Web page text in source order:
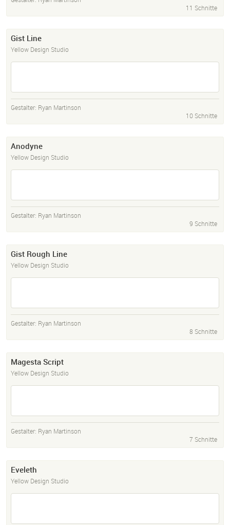
11 Schnitte
Gist Line
Yellow Design Studio
Gestalter: Ryan Martinson
10 Schnitte
Anodyne
Yellow Design Studio
Gestalter: Ryan Martinson
9 Schnitte
Gist Rough Line
Yellow Design Studio
Gestalter: Ryan Martinson
8 Schnitte
Magesta Script
Yellow Design Studio
Gestalter: Ryan Martinson
7 Schnitte
Eveleth
Yellow Design Studio